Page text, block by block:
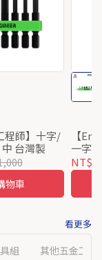
程師】十字/
台灣製
物車
【
一字
看更多
組 其他五金工具